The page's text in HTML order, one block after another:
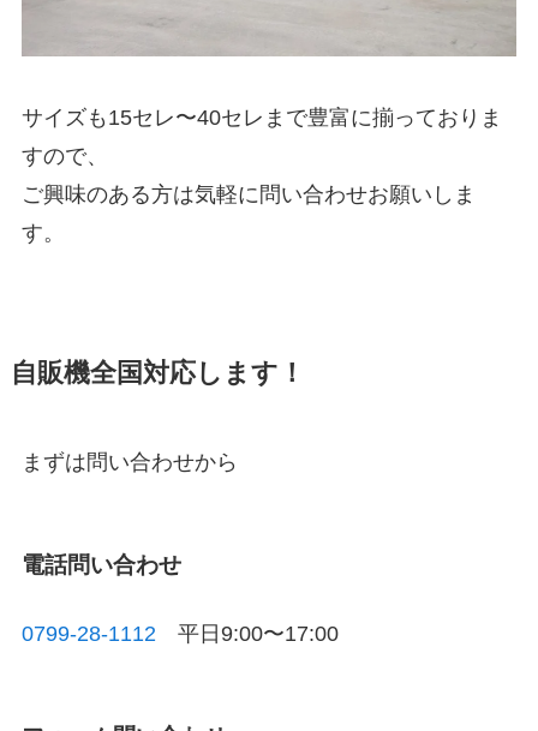
サイズも15セレ〜40セレまで豊富に揃っておりま
すので、
ご興味のある方は気軽に問い合わせお願いしま
す。
自販機全国対応します！
まずは問い合わせから
電話問い合わせ
0799-28-1112平日9:00〜17:00